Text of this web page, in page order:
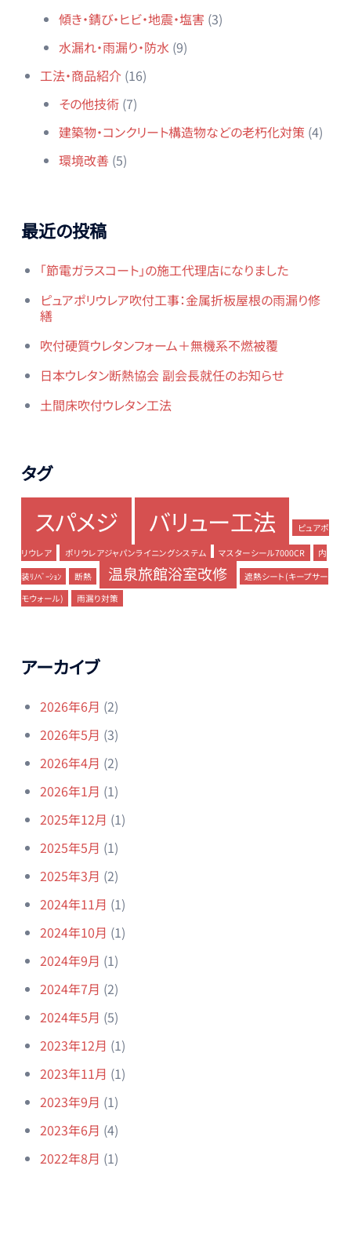
傾き・錆び・ヒビ・地震・塩害 (3)
水漏れ・雨漏り・防水 (9)
工法・商品紹介(16)
その他技術(7)
建築物・コンクリート構造物などの老朽化対策(4)
環境改善(5)
最近の投稿
「節電ガラスコート」の施工代理店になりました
ピュアポリウレア吹付工事：金属折板屋根の雨漏り修
繕
吹付硬質ウレタンフォーム＋無機系不燃被覆
日本ウレタン断熱協会 副会長就任のお知らせ
土間床吹付ウレタン工法
タグ
スパメジ バリュー工法 ピュアポ
リウレア ポリウレアジャパンライニングシステム マスターシール7000CR
内
装ﾘﾉﾍﾞｰｼｮﾝ
断熱 温泉旅館浴室改修
遮熱シート(キープサー
モウォール)
雨漏り対策
アーカイブ
2026年6月 (2)
2026年5月 (3)
2026年4月 (2)
2026年1月 (1)
2025年12月 (1)
2025年5月 (1)
2025年3月 (2)
2024年11月 (1)
2024年10月 (1)
2024年9月 (1)
2024年7月 (2)
2024年5月 (5)
2023年12月 (1)
2023年11月 (1)
2023年9月 (1)
2023年6月 (4)
2022年8月 (1)